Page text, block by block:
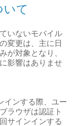
て
いないモバイル
変更は、主に日
が対象となり、
影響はありませ
インする際、ユー
ラウザは認証ト
サインインする